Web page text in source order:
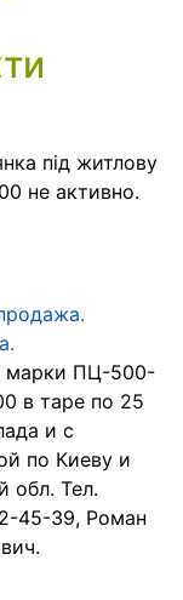
під житлову
не активно.
марки ПЦ-500-
в таре по 25
и с
по Киеву и
обл. Тел.
45-39, Роман